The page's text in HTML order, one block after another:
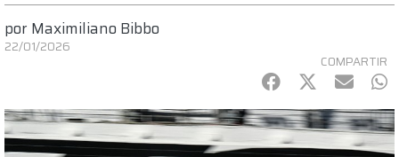
por Maximiliano Bibbo
22/01/2026
COMPARTIR
Facebook
Twitter
mail